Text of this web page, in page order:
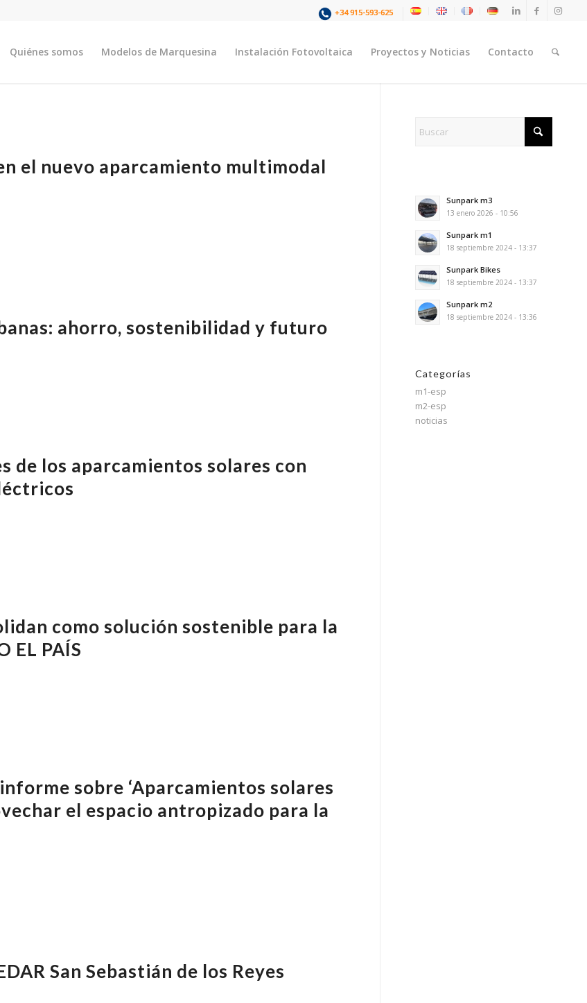
+34 915-593-625
Quiénes somos Modelos de Marquesina Instalación Fotovoltaica Proyectos y Noticias Contacto
el nuevo aparcamiento multimodal
ahorro, sostenibilidad y futuro
de los aparcamientos solares con
como solución sostenible para la
EL PAÍS
sobre ‘Aparcamientos solares
el espacio antropizado para la
San Sebastián de los Reyes
Sunpark m3
13 enero 2026 - 10:56
Sunpark m1
18 septiembre 2024 - 13:37
Sunpark Bikes
18 septiembre 2024 - 13:37
Sunpark m2
18 septiembre 2024 - 13:36
Categorías
m1-esp
m2-esp
noticias